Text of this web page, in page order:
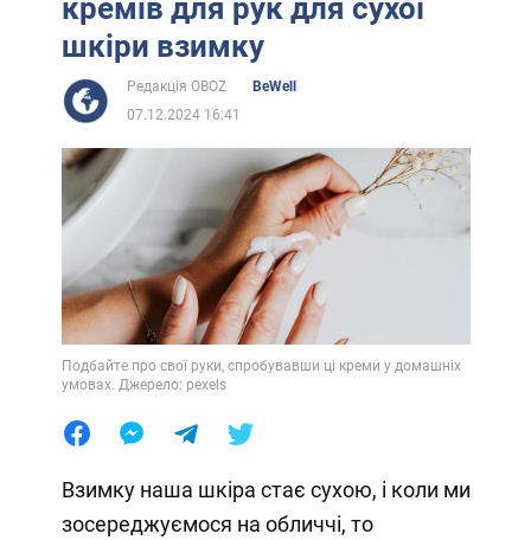
кремів для рук для сухої
шкіри взимку
Редакція OBOZ
BeWell
07.12.2024 16:41
Подбайте про свої руки, спробувавши ці креми у домашніх
умовах. Джерело: pexels
Взимку наша шкіра стає сухою, і коли ми
зосереджуємося на обличчі, то